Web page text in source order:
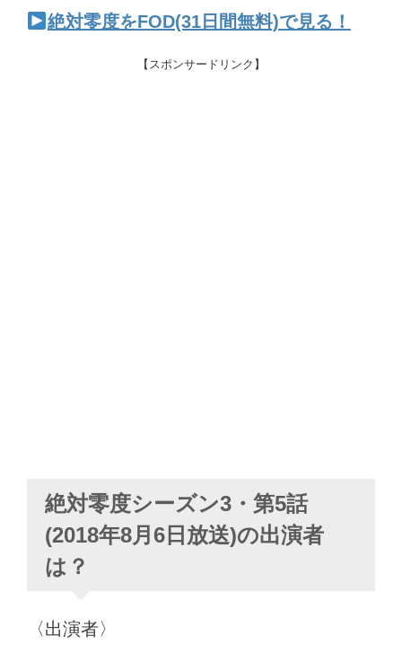
絶対零度をFOD(31日間無料)で見る！
【スポンサードリンク】
絶対零度シーズン3・第5話
(2018年8月6日放送)の出演者
は？
〈出演者〉